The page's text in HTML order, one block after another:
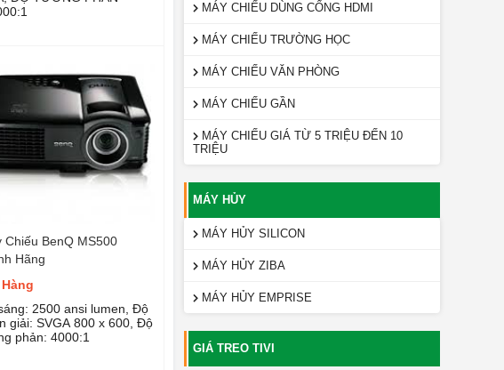
Chiếu BenQ MS500
Hãng
2500 ansi lumen, Độ
giải: SVGA 800 x 600, Độ
phản: 4000:1
MÁY CHIẾU DÙNG CỔNG HDMI
MÁY CHIẾU TRƯỜNG HỌC
MÁY CHIẾU VĂN PHÒNG
MÁY CHIẾU GẦN
MÁY CHIẾU GIÁ TỪ 5 TRIỆU ĐẾN 10
TRIỆU
MÁY HỦY
MÁY HỦY SILICON
MÁY HỦY ZIBA
MÁY HỦY EMPRISE
GIÁ TREO TIVI